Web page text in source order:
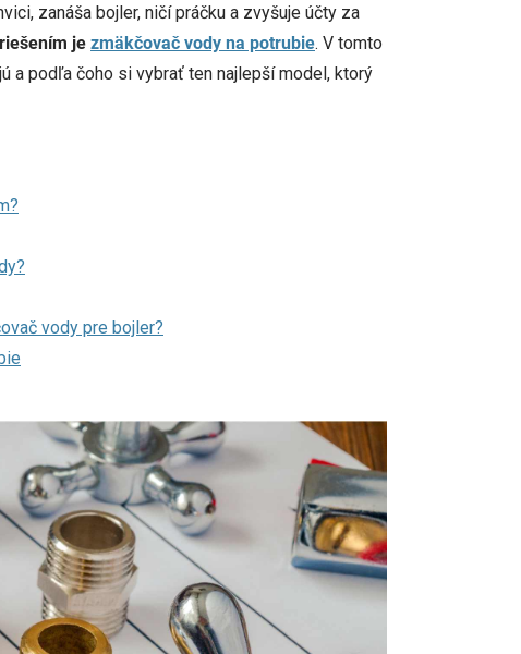
zanáša bojler, ničí práčku a zvyšuje účty za
je zmäkčovač vody na potrubie. V tomto
a podľa čoho si vybrať ten najlepší model, ktorý
vody pre bojler?